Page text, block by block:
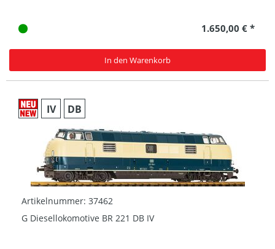
1.650,00 € *
In den Warenkorb
IV DB
Artikelnummer: 37462
G Diesellokomotive BR 221 DB IV